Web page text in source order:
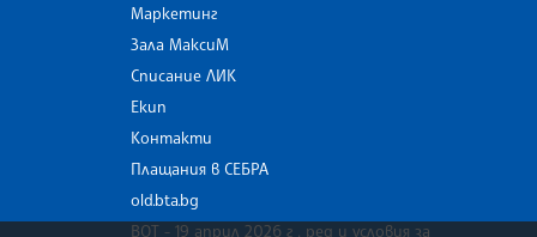
Маркетинг
Зала МаксиМ
Списание ЛИК
Екип
Контакти
Плащания в СЕБРА
old.bta.bg
ВОТ - 19 април 2026 г . ред и условия за